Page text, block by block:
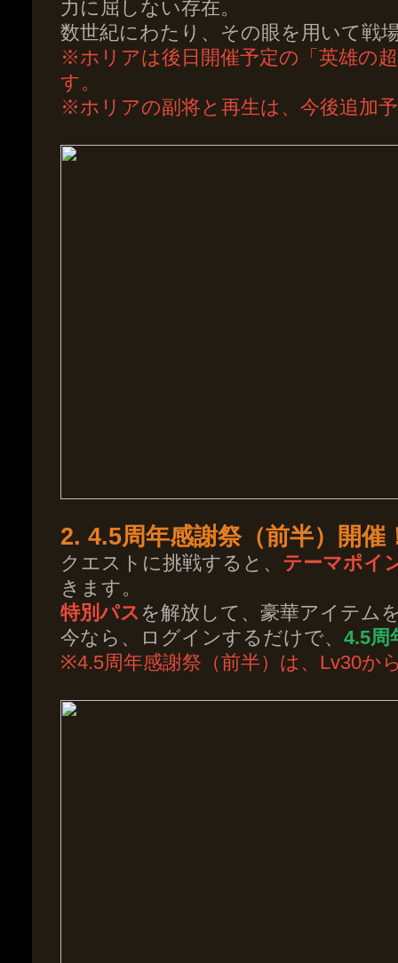
力に屈しない存在。
数世紀にわたり、その眼を用いて戦
※ホリアは後日開催予定の「英雄の
す。
※ホリアの副将と再生は、今後追加
2. 4.5周年感謝祭（前半）開催
クエストに挑戦すると、 テーマポイ
きます。
特別パス を解放して、豪華アイテム
今なら、ログインするだけで、 4.5周
※4.5周年感謝祭（前半）は、Lv30か